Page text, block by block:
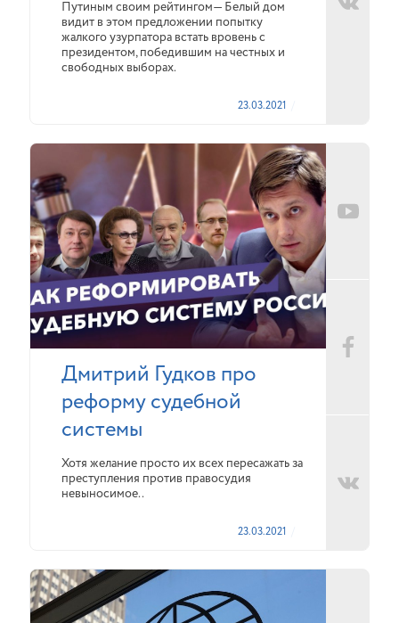
Путиным своим рейтингом— Белый дом
видит в этом предложении попытку
жалкого узурпатора встать вровень с
президентом, победившим на честных и
свободных выборах.
23.03.2021
Дмитрий Гудков про
реформу судебной
системы
Хотя желание просто их всех пересажать за
преступления против правосудия
невыносимое..
23.03.2021